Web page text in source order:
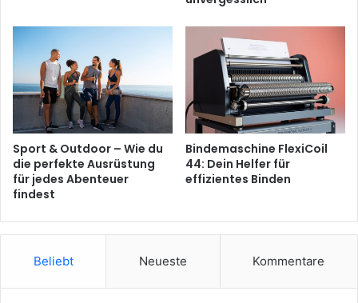
Sport & Outdoor – Wie du
die perfekte Ausrüstung
für jedes Abenteuer
findest
Bindemaschine FlexiCoil
44: Dein Helfer für
effizientes Binden
Beliebt Neueste Kommentare